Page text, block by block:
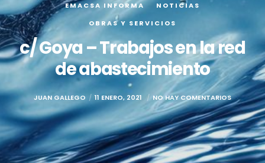
EMACSA INFORMA
NOTICIAS
OBRAS Y SERVICIOS
c/ Goya – Trabajos en la red
de abastecimiento
JUAN GALLEGO 11 ENERO, 2021 NO HAY COMENTARIOS